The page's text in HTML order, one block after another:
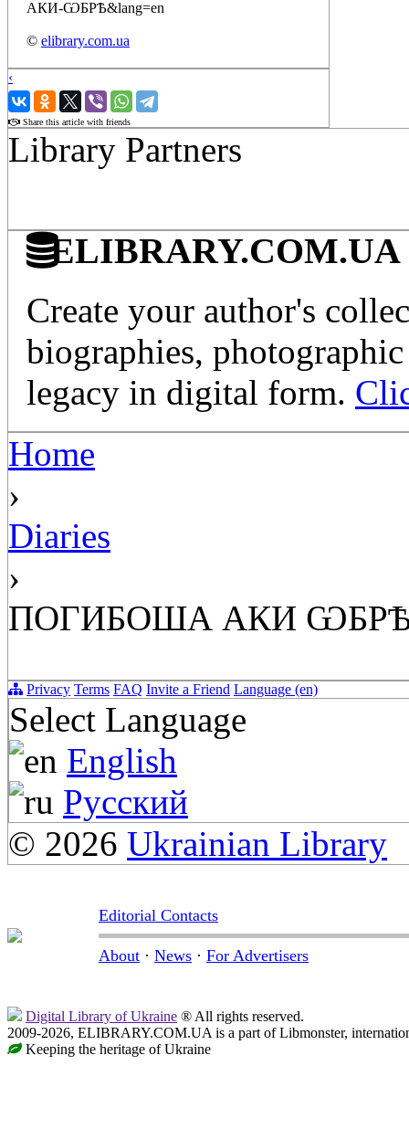
АКИ-ѠБРѢ&lang=en
© elibrary.com.ua
‹
›
Share this article with friends
Library Partners
ELIBRARY.COM.UA
Create your author's
biographies,
legacy in digital form.
Home
›
Diaries
›
ПОГИБОША АКИ
Privacy Terms FAQ Invite a Friend Language (en)
Select Language
English
Русский
© 2026 Ukrainian Library
Editorial Contacts
About · News · For Advertisers
Digital Library of Ukraine ® All rights reserved.
2009-2026, ELIBRARY.COM.UA is a part of Libmonster,
Keeping the heritage of Ukraine